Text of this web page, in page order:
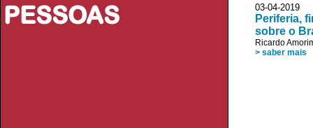
PESSOAS
03-04-
Periferia,
sobre o
Ricardo
> saber mais